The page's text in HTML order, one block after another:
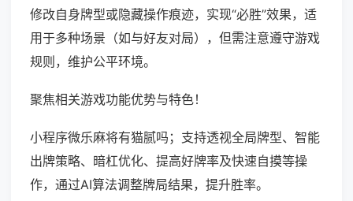
修改自身牌型或隐藏操作痕迹，实现“必胜”效果，适
用于多种场景（如与好友对局），但需注意遵守游戏
规则，维护公平环境。
聚焦相关游戏功能优势与特色！
小程序微乐麻将有猫腻吗；支持透视全局牌型、智能
出牌策略、暗杠优化、提高好牌率及快速自摸等操
作，通过AI算法调整牌局结果，提升胜率。